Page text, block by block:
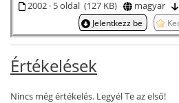
2002 · 5 oldal (127 KB) magyar
Jelentkezz be
Értékelések
Nincs még értékelés. Legyél Te az első!